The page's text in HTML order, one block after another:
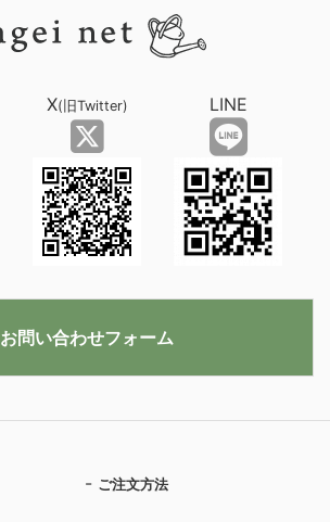
ご注文方法
X(旧Twitter) LINE
お問い合わせフォーム